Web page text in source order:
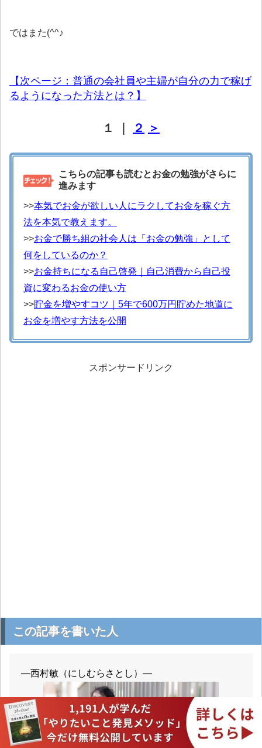
ではまた(^^♪
【次ページ：普通の会社員や主婦が自分の力で稼げ
るようになった方法とは？】
１ ｜ ２ ＞
こちらの記事も読むとお金の勉強がさらに
進みます
>>本気でお金が欲しい人にラクしてお金を稼ぐ方
法を本気で教えます。
>>お金で勝ち組の社会人は「お金の勉強」として
何をしているのか？
>>お金持ちになる自己啓発｜自己消費から自己投
資に変わるお金の使い方
>>貯金を増やすコツ｜5年で600万円貯めた地道に
お金を増やす方法を公開
スポンサードリンク
この記事を書いた人
―西村敏（にしむらさとし）―